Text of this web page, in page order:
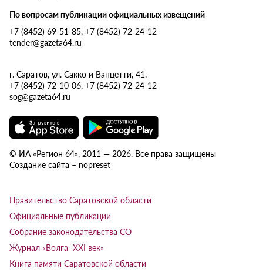
По вопросам публикации официальных извещений
+7 (8452) 69-51-85, +7 (8452) 72-24-12
tender@gazeta64.ru
г. Саратов, ул. Сакко и Ванцетти, 41.
+7 (8452) 72-10-06, +7 (8452) 72-24-12
sog@gazeta64.ru
© ИА «Регион 64», 2011 — 2026. Все права защищены
Создание сайта – nopreset
Правительство Саратовской области
Официальные публикации
Собрание законодательства СО
Журнал «Волга XXI век»
Книга памяти Саратовской области